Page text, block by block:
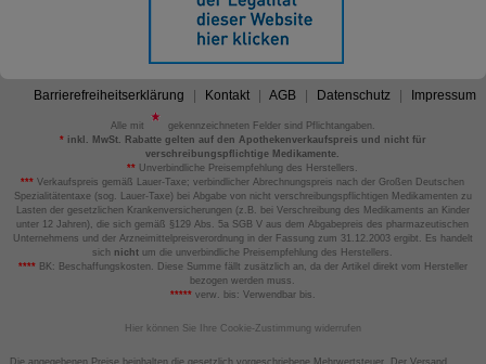
Barrierefreiheitserklärung Kontakt AGB Datenschutz Impressum
Alle mit
gekennzeichneten Felder sind Pflichtangaben.
*inkl. MwSt. Rabatte gelten auf den Apothekenverkaufspreis und nicht für
verschreibungspflichtige Medikamente.
** Unverbindliche Preisempfehlung des Herstellers.
*** Verkaufspreis gemäß Lauer-Taxe; verbindlicher Abrechnungspreis nach der Großen Deutschen
Spezialitätentaxe (sog. Lauer-Taxe) bei Abgabe von nicht verschreibungspflichtigen Medikamenten zu
Lasten der gesetzlichen Krankenversicherungen (z.B. bei Verschreibung des Medikaments an Kinder
unter 12 Jahren), die sich gemäß §129 Abs. 5a SGB V aus dem Abgabepreis des pharmazeutischen
Unternehmens und der Arzneimittelpreisverordnung in der Fassung zum 31.12.2003 ergibt. Es handelt
sich nicht um die unverbindliche Preisempfehlung des Herstellers.
****BK: Beschaffungskosten. Diese Summe fällt zusätzlich an, da der Artikel direkt vom Hersteller
bezogen werden muss.
*****verw. bis: Verwendbar bis.
Hier können Sie Ihre Cookie-Zustimmung widerrufen
Die angegebenen Preise beinhalten die gesetzlich vorgeschriebene Mehrwertsteuer. Der Versand